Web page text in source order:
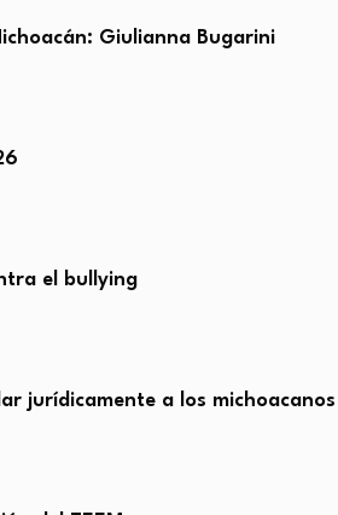
Giulianna Bugarini
el bullying
jurídicamente a los michoacanos